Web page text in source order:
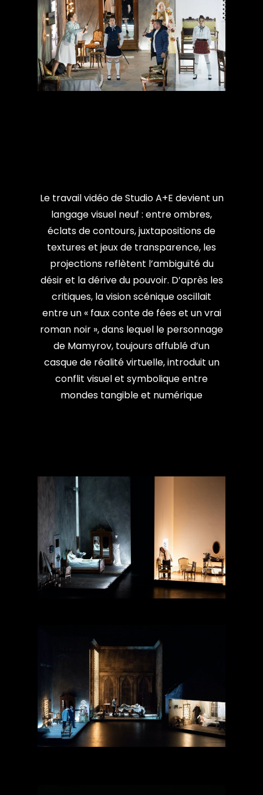
Le travail vidéo de Studio A+E devient un
langage visuel neuf : entre ombres,
éclats de contours, juxtapositions de
textures et jeux de transparence, les
projections reflètent l’ambiguïté du
désir et la dérive du pouvoir. D’après les
critiques, la vision scénique oscillait
entre un « faux conte de fées et un vrai
roman noir », dans lequel le personnage
de Mamyrov, toujours affublé d’un
casque de réalité virtuelle, introduit un
conflit visuel et symbolique entre
mondes tangible et numérique